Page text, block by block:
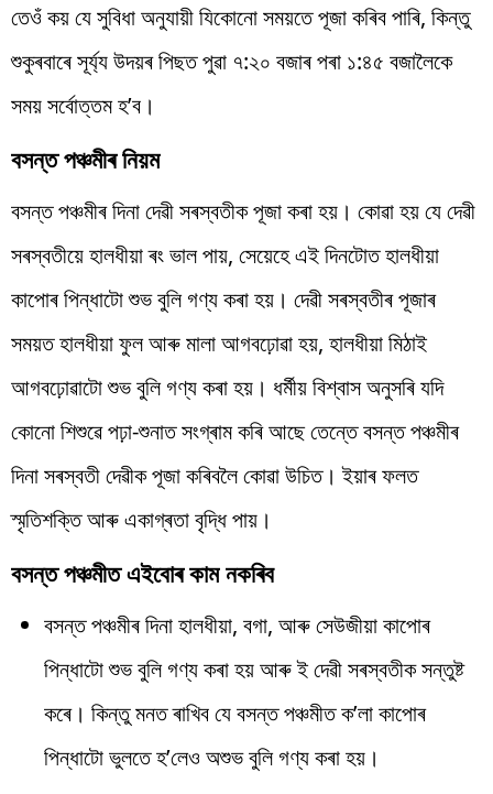
তেওঁ কয় যে সুবিধা অনুযায়ী যিকোনো সময়তে পূজা কৰিব পাৰি, কিন্তু
শুকুৰবাৰে সূৰ্য্য উদয়ৰ পিছত পুৱা ৭:২০ বজাৰ পৰা ১:৪৫ বজালৈকে
সময় সৰ্বোত্তম হ’ব।
বসন্ত পঞ্চমীৰ নিয়ম
বসন্ত পঞ্চমীৰ দিনা দেৱী সৰস্বতীক পূজা কৰা হয়। কোৱা হয় যে দেৱী
সৰস্বতীয়ে হালধীয়া ৰং ভাল পায়, সেয়েহে এই দিনটোত হালধীয়া
কাপোৰ পিন্ধাটো শুভ বুলি গণ্য কৰা হয়। দেৱী সৰস্বতীৰ পূজাৰ
সময়ত হালধীয়া ফুল আৰু মালা আগবঢ়োৱা হয়, হালধীয়া মিঠাই
আগবঢ়োৱাটো শুভ বুলি গণ্য কৰা হয়। ধৰ্মীয় বিশ্বাস অনুসৰি যদি
কোনো শিশুৱে পঢ়া-শুনাত সংগ্ৰাম কৰি আছে তেন্তে বসন্ত পঞ্চমীৰ
দিনা সৰস্বতী দেৱীক পূজা কৰিবলৈ কোৱা উচিত। ইয়াৰ ফলত
স্মৃতিশক্তি আৰু একাগ্ৰতা বৃদ্ধি পায়।
বসন্ত পঞ্চমীত এইবোৰ কাম নকৰিব
বসন্ত পঞ্চমীৰ দিনা হালধীয়া, বগা, আৰু সেউজীয়া কাপোৰ
পিন্ধাটো শুভ বুলি গণ্য কৰা হয় আৰু ই দেৱী সৰস্বতীক সন্তুষ্ট
কৰে। কিন্তু মনত ৰাখিব যে বসন্ত পঞ্চমীত ক’লা কাপোৰ
পিন্ধাটো ভুলতে হ’লেও অশুভ বুলি গণ্য কৰা হয়।